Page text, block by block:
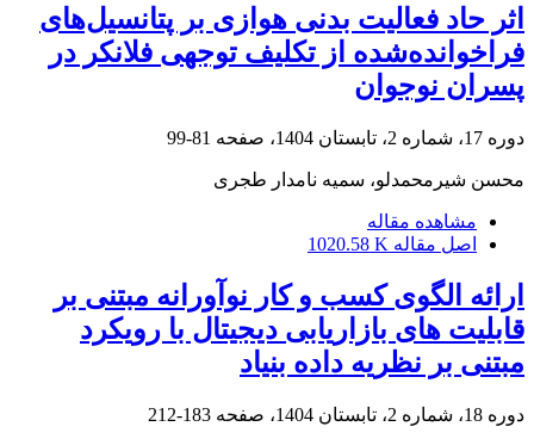
اثر حاد فعالیت بدنی هوازی بر پتانسیل‌های
فراخوانده‌شده از تکلیف توجهی فلانکر در
پسران نوجوان
دوره 17، شماره 2، تابستان 1404، صفحه 81-99
محسن شیرمحمدلو، سمیه نامدار طجری
مشاهده مقاله
اصل مقاله 1020.58 K
ارائه الگوی کسب و کار نوآورانه مبتنی بر
قابلیت های بازاریابی دیجیتال با رویکرد
مبتنی بر نظریه داده بنیاد
دوره 18، شماره 2، تابستان 1404، صفحه 183-212